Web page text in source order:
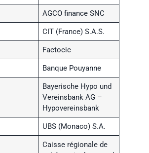
AGCO finance SNC
CIT (France) S.A.S.
Factocic
Banque Pouyanne
Bayerische Hypo und
Vereinsbank AG –
Hypovereinsbank
UBS (Monaco) S.A.
Caisse régionale de